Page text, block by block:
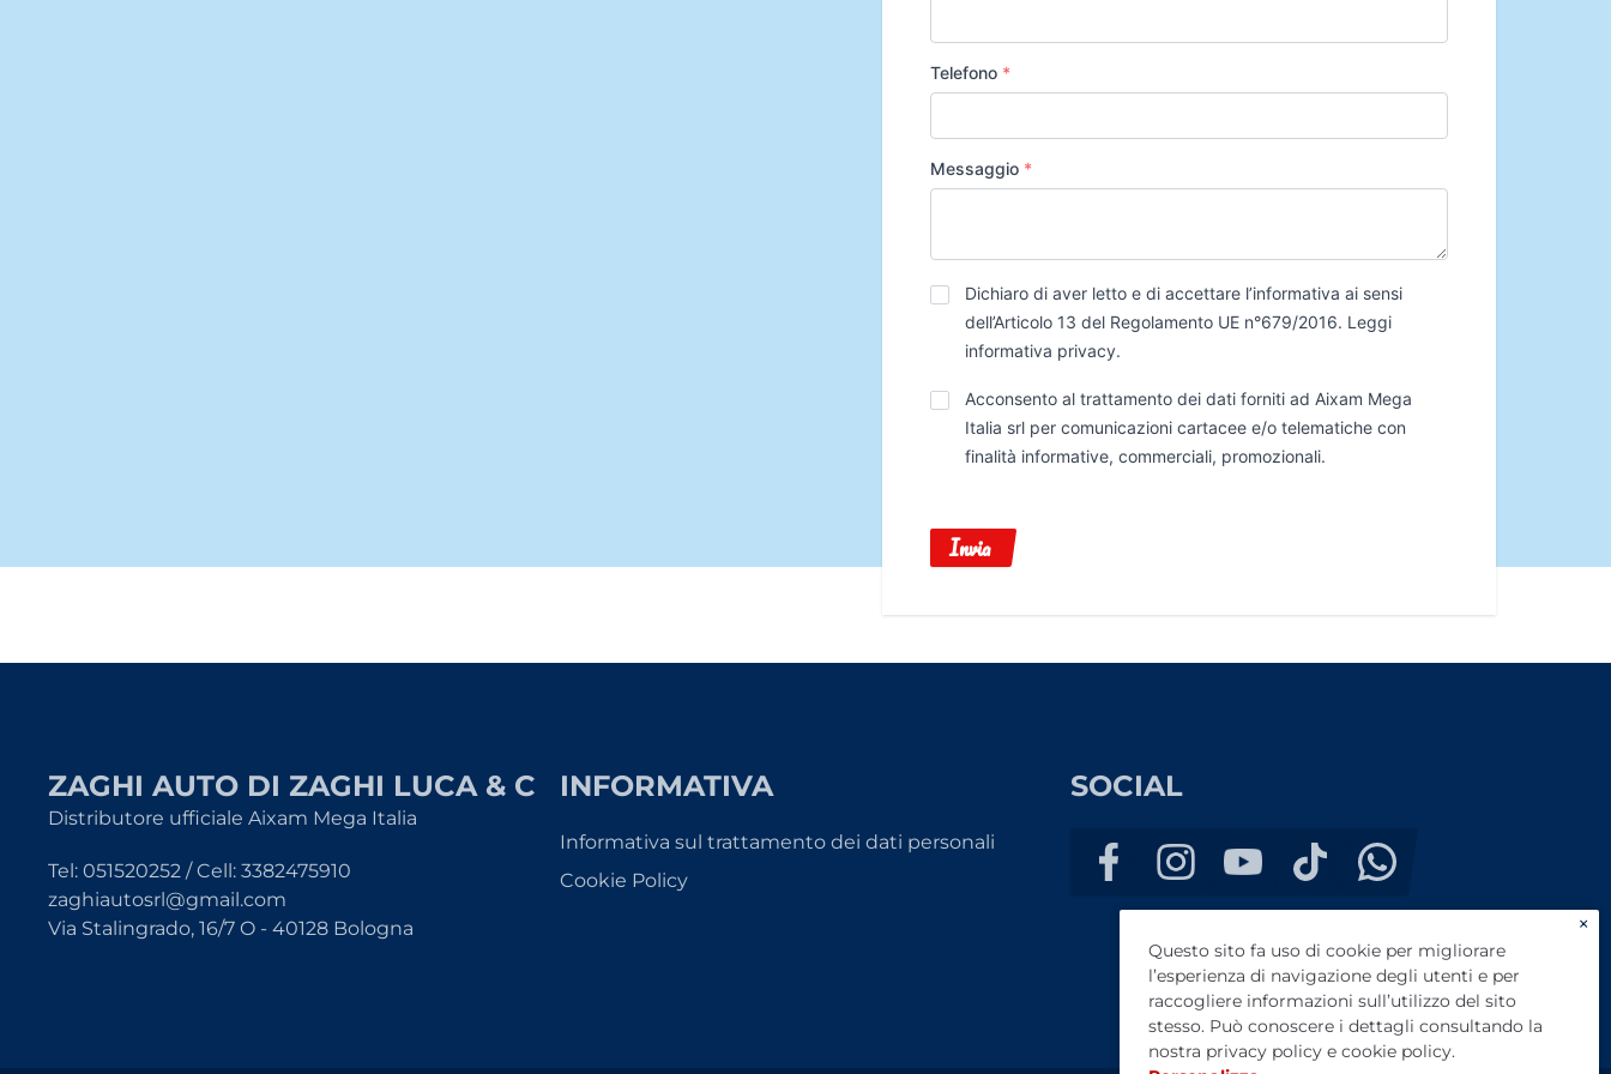
Telefono *
Messaggio *
Privacy*
Dichiaro di aver letto e di accettare l’informativa ai sensi
dell’Articolo 13 del Regolamento UE n°679/2016. Leggi
informativa privacy.
Trattamento
Dati
Acconsento al trattamento dei dati forniti ad Aixam Mega
Italia srl per comunicazioni cartacee e/o telematiche con
finalità informative, commerciali, promozionali.
Invia
ZAGHI AUTO DI ZAGHI LUCA & C
Distributore ufficiale Aixam Mega Italia
Tel: 051520252 / Cell: 3382475910
zaghiautosrl@gmail.com
Via Stalingrado, 16/7 O - 40128 Bologna
INFORMATIVA
Informativa sul trattamento dei dati personali
Cookie Policy
SOCIAL
×
Questo sito fa uso di cookie per migliorare
l’esperienza di navigazione degli utenti e per
raccogliere informazioni sull’utilizzo del sito
stesso. Può conoscere i dettagli consultando la
nostra privacy policy e cookie policy.